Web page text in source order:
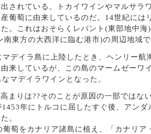
されている。トカイワインやマルサラ
葡萄に由来しているのだ。14世紀には
。これはおそらくレバント(東部地中
東方の大西洋に臨む港市)の周辺地域
デイラ島に上陸したとき、ヘンリー航
来しているが、この島のマームゼーワ
マデイラワインとなった。
まりは??そのことが原因の一部ではな
年にトルコに屈したすぐ後、アン
。
萄をカナリア諸島に植え、「カナリア